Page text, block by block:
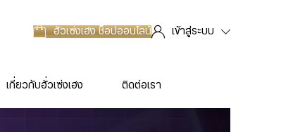
ฮั่วเซ่งเฮงช็อปออนไลน์ เข้าสู่ระบบ
เกี่ยวกับฮั่วเซ่งเฮง ติดต่อเรา